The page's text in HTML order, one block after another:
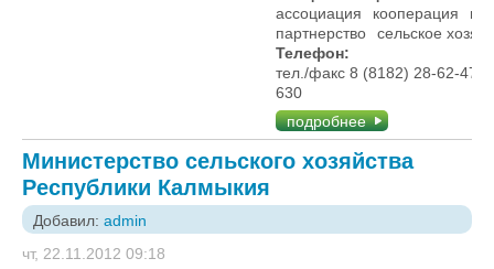
ассоциация
кооперация
партнерство
сельское
Телефон:
тел./факс 8 (8182) 28-62-47,
630
подробнее
Министерство сельского хозяйства
Республики Калмыкия
Добавил: admin
чт, 22.11.2012 09:18